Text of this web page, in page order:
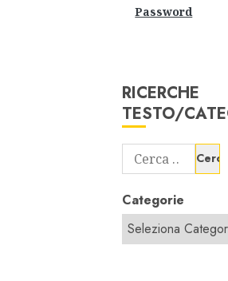
Password
RICERCHE
TESTO/
Ricerca
per:
Categorie